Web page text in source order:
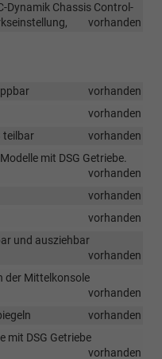
Dynamik Chassis Control-
vorhanden
vorhanden
vorhanden
teilbar
vorhanden
mit DSG Getriebe.
vorhanden
vorhanden
vorhanden
und ausziehbar
vorhanden
der Mittelkonsole
vorhanden
vorhanden
mit DSG Getriebe
vorhanden